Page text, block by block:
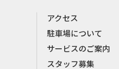
アクセス
駐車場について
サービスのご案内
スタッフ募集